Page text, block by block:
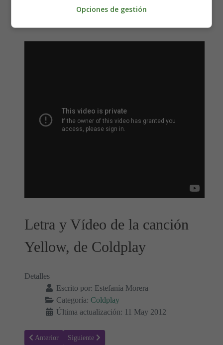
look at the stars look how they shine for you
Letra y Vídeo de la canción
Yellow, de Coldplay
Detalles
Escrito por: Estefanía Morera
Categoría: Coldplay
Última actualización: 11 May 2012
Artículo anterior: Trouble - Coldplay, Letra y Vídeo de la Canción
Anterior Artículo siguiente: Beautiful world - Coldplay, Letra y
Siguiente
Opciones de gestión